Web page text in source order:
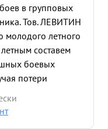
в групповых
Тов. ЛЕВИТИН
молодого летного
составем
боевых
потери
тов. ЛЕВИТИН
и смелости для